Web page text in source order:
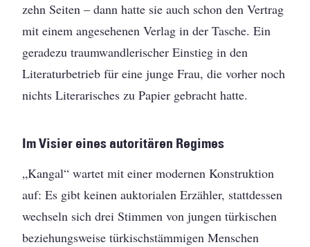
zehn Seiten – dann hatte sie auch schon den Vertrag
mit einem angesehenen Verlag in der Tasche. Ein
geradezu traumwandlerischer Einstieg in den
Literaturbetrieb für eine junge Frau, die vorher noch
nichts Literarisches zu Papier gebracht hatte.
Im Visier eines autoritären Regimes
„Kangal“ wartet mit einer modernen Konstruktion
auf: Es gibt keinen auktorialen Erzähler, stattdessen
wechseln sich drei Stimmen von jungen türkischen
beziehungsweise türkischstämmigen Menschen